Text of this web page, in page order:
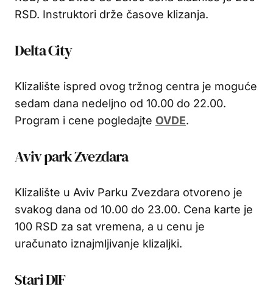
RSD. Instruktori drže časove klizanja.
Delta City
Klizalište ispred ovog tržnog centra je moguće
sedam dana nedeljno od 10.00 do 22.00.
Program i cene pogledajte OVDE.
Aviv park Zvezdara
Klizalište u Aviv Parku Zvezdara otvoreno je
svakog dana od 10.00 do 23.00. Cena karte je
100 RSD za sat vremena, a u cenu je
uračunato iznajmljivanje klizaljki.
Stari DIF